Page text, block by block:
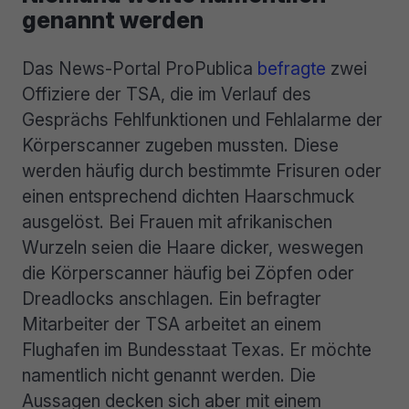
genannt werden
Das News-Portal ProPublica befragte zwei
Offiziere der TSA, die im Verlauf des
Gesprächs Fehlfunktionen und Fehlalarme der
Körperscanner zugeben mussten. Diese
werden häufig durch bestimmte Frisuren oder
einen entsprechend dichten Haarschmuck
ausgelöst. Bei Frauen mit afrikanischen
Wurzeln seien die Haare dicker, weswegen
die Körperscanner häufig bei Zöpfen oder
Dreadlocks anschlagen. Ein befragter
Mitarbeiter der TSA arbeitet an einem
Flughafen im Bundesstaat Texas. Er möchte
namentlich nicht genannt werden. Die
Aussagen decken sich aber mit einem